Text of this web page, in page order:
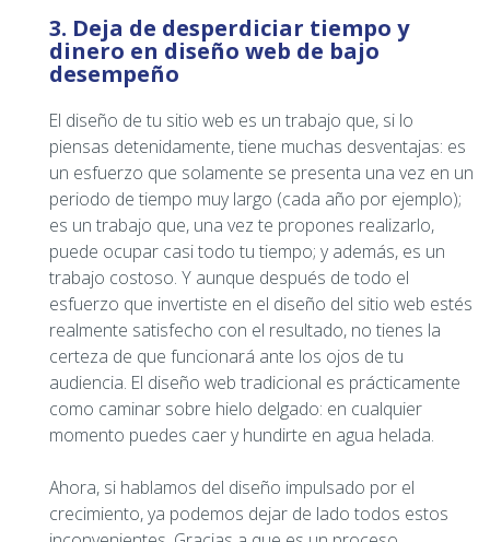
3. Deja de desperdiciar tiempo y
dinero en diseño web de bajo
desempeño
El diseño de tu sitio web es un trabajo que, si lo
piensas detenidamente, tiene muchas desventajas: es
un esfuerzo que solamente se presenta una vez en un
periodo de tiempo muy largo (cada año por ejemplo);
es un trabajo que, una vez te propones realizarlo,
puede ocupar casi todo tu tiempo; y además, es un
trabajo costoso. Y aunque después de todo el
esfuerzo que invertiste en el diseño del sitio web estés
realmente satisfecho con el resultado, no tienes la
certeza de que funcionará ante los ojos de tu
audiencia. El diseño web tradicional es prácticamente
como caminar sobre hielo delgado: en cualquier
momento puedes caer y hundirte en agua helada.
Ahora, si hablamos del diseño impulsado por el
crecimiento, ya podemos dejar de lado todos estos